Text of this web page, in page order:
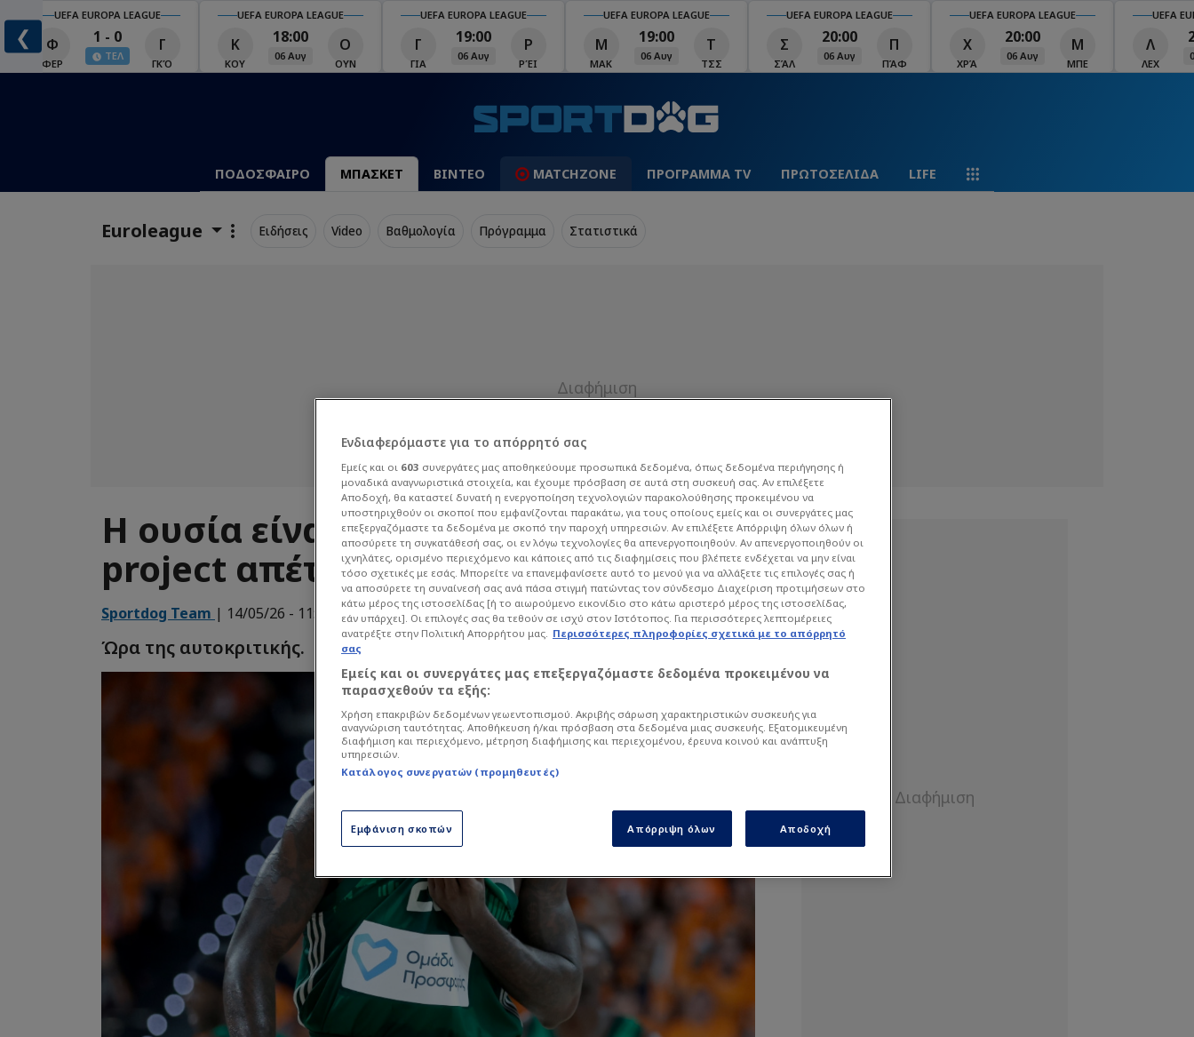
❮
UEFA EUROPA LEAGUE
Φ
ΦΕΡ
1 - 0
ΤΕΛ
Γ
ΓΚΌ
UEFA EUROPA LEAGUE
Κ
ΚΟΥ
18:00
06 Αυγ
Ο
ΟΥΝ
UEFA EUROPA LEAGUE
Γ
ΓΙΑ
19:00
06 Αυγ
Ρ
ΡΈΙ
UEFA EUROPA LEAGUE
Μ
ΜΑΚ
19:00
06 Αυγ
Τ
ΤΣΣ
UEFA EUROPA LEAGUE
Σ
ΣΆΛ
20:00
06 Αυγ
Π
ΠΆΦ
UEFA EUROPA LEAGUE
Χ
ΧΡΆ
20:00
06 Αυγ
Μ
ΜΠΕ
UEFA
Λ
ΛΕΧ
ΠΟΔΟΣΦΑΙΡΟ ΜΠΑΣΚΕΤ ΒΙΝΤΕΟ MATCHZONE ΠΡΟΓΡΑΜΜΑ TV ΠΡΩΤΟΣΕΛΙΔΑ LIFE
Euroleague Ειδήσεις Video Βαθμολογία Πρόγραμμα Στατιστικά
Η ουσία είναι μία: Το πράσινο
project απέτυχε
Sportdog Team | 14/05/26 - 11:53 Μπάσκετ Euroleague
Ώρα της αυτοκριτικής.
Ενδιαφερόμαστε για το απόρρητό σας
Εμείς και οι 603 συνεργάτες μας αποθηκεύουμε προσωπικά δεδομένα, όπως δεδομένα περιήγησης ή
μοναδικά αναγνωριστικά στοιχεία, και έχουμε πρόσβαση σε αυτά στη συσκευή σας. Αν επιλέξετε
Αποδοχή, θα καταστεί δυνατή η ενεργοποίηση τεχνολογιών παρακολούθησης προκειμένου να
υποστηριχθούν οι σκοποί που εμφανίζονται παρακάτω, για τους οποίους εμείς και οι συνεργάτες μας
επεξεργαζόμαστε τα δεδομένα με σκοπό την παροχή υπηρεσιών. Αν επιλέξετε Απόρριψη όλων όλων ή
αποσύρετε τη συγκατάθεσή σας, οι εν λόγω τεχνολογίες θα απενεργοποιηθούν. Αν απενεργοποιηθούν οι
ιχνηλάτες, ορισμένο περιεχόμενο και κάποιες από τις διαφημίσεις που βλέπετε ενδέχεται να μην είναι
τόσο σχετικές με εσάς. Μπορείτε να επανεμφανίσετε αυτό το μενού για να αλλάξετε τις επιλογές σας ή
να αποσύρετε τη συναίνεσή σας ανά πάσα στιγμή πατώντας τον σύνδεσμο Διαχείριση προτιμήσεων στο
κάτω μέρος της ιστοσελίδας [ή το αιωρούμενο εικονίδιο στο κάτω αριστερό μέρος της ιστοσελίδας,
εάν υπάρχει]. Οι επιλογές σας θα τεθούν σε ισχύ στον Ιστότοπος. Για περισσότερες λεπτομέρειες
ανατρέξτε στην Πολιτική Απορρήτου μας. Περισσότερες πληροφορίες σχετικά με το απόρρητό
σας
Εμείς και οι συνεργάτες μας επεξεργαζόμαστε δεδομένα προκειμένου να
παρασχεθούν τα εξής:
Χρήση επακριβών δεδομένων γεωεντοπισμού. Ακριβής σάρωση χαρακτηριστικών συσκευής για
αναγνώριση ταυτότητας. Αποθήκευση ή/και πρόσβαση στα δεδομένα μιας συσκευής. Εξατομικευμένη
διαφήμιση και περιεχόμενο, μέτρηση διαφήμισης και περιεχομένου, έρευνα κοινού και ανάπτυξη
υπηρεσιών.
Κατάλογος συνεργατών (προμηθευτές)
Εμφάνιση σκοπών Απόρριψη όλων Αποδοχή